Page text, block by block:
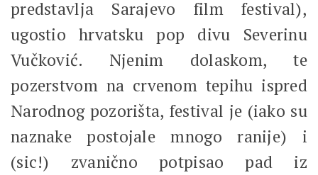
predstavlja Sarajevo film festival),
ugostio hrvatsku pop divu Severinu
Vučković. Njenim dolaskom, te
pozerstvom na crvenom tepihu ispred
Narodnog pozorišta, festival je (iako su
naznake postojale mnogo ranije) i
(sic!) zvanično potpisao pad iz